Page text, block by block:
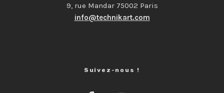
9, rue Mandar 75002 Paris
info@technikart.com
Suivez-nous !